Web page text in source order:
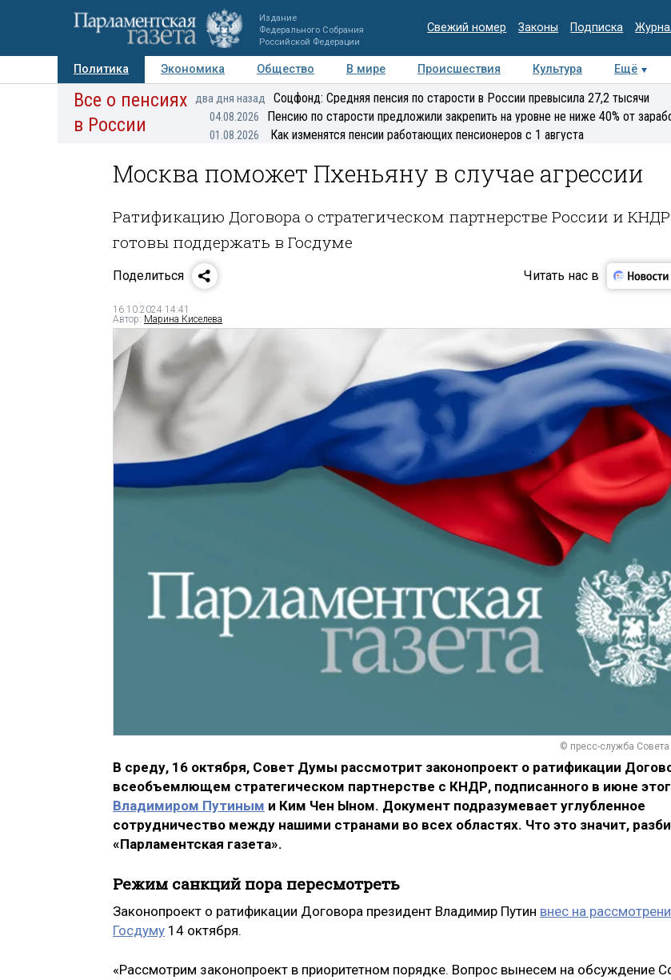
Издание
Федерального Собрания
Российской Федерации
Свежий номер Законы Подписка
Политика Экономика Общество В мире Происшествия Культура Ещё
Авторы Персоны Мнения Регионы Медиацентр Интервью Колумнисты
Все о пенсиях
в России
два дня назад Соцфонд: Средняя пенсия по старости в России превысила 27,2 тысячи
04.08.2026 Пенсию по старости предложили закрепить на уровне не ниже 40% от
01.08.2026 Как изменятся пенсии работающих пенсионеров с 1 августа
Москва поможет Пхеньяну в случае агрессии
Ратификацию Договора о стратегическом партнерстве России и КНДР
готовы поддержать в Госдуме
Поделиться Читать нас в
16.10.2024 14:41
Автор: Марина Киселева
© пресс-служба
В среду, 16 октября, Совет Думы рассмотрит законопроект о ратификации
всеобъемлющем стратегическом партнерстве с КНДР, подписанного в июне
Владимиром Путиным и Ким Чен Ыном. Документ подразумевает углубленное
сотрудничество между нашими странами во всех областях. Что это значит,
«Парламентская газета».
Режим санкций пора пересмотреть
Законопроект о ратификации Договора президент Владимир Путин внес на
Госдуму 14 октября.
«Рассмотрим законопроект в приоритетном порядке. Вопрос вынесем на обсуждение